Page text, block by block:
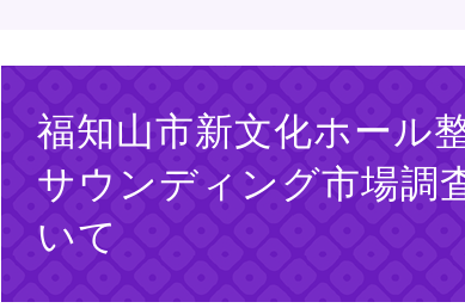
福知山市新文化ホール
サウンディング市場調
いて